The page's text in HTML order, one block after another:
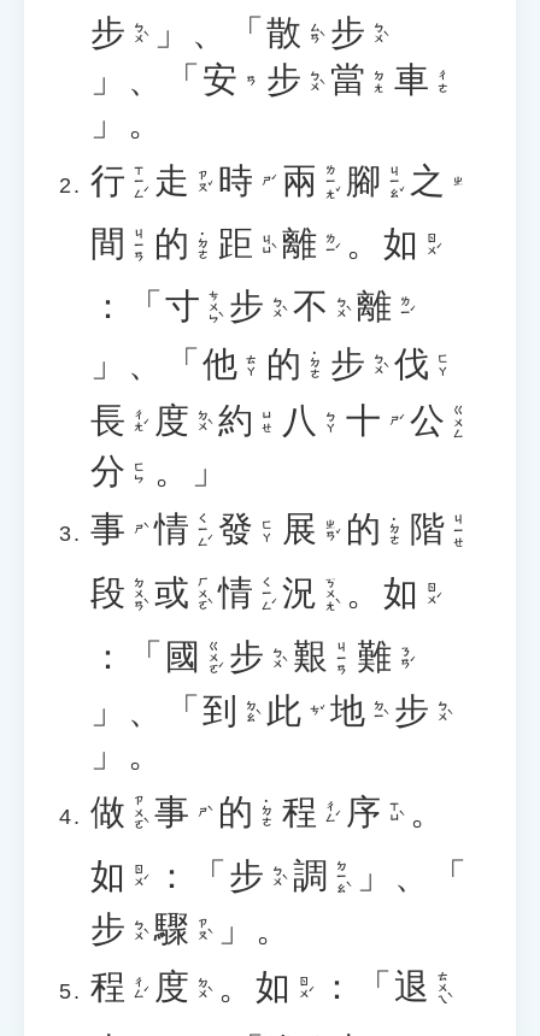
步 ㄅㄨˋ 」、「 散 ㄙㄢˋ 步 ㄅㄨˋ
」、「 安 ㄢ 步 ㄅㄨˋ 當 ㄉㄤ 車 ㄔㄜ
」。
行 ㄒㄧㄥˊ 走 ㄗㄡˇ 時 ㄕˊ 兩 ㄌㄧㄤˇ 腳 ㄐㄧㄠˇ 之 ㄓ
間 ㄐㄧㄢ 的 ˙ㄉㄜ 距 ㄐㄩˋ 離 ㄌㄧˊ 。 如 ㄖㄨˊ
：「 寸 ㄘㄨㄣˋ 步 ㄅㄨˋ 不 ㄅㄨˋ 離 ㄌㄧˊ
」、「 他 ㄊㄚ 的 ˙ㄉㄜ 步 ㄅㄨˋ 伐 ㄈㄚ
長 ㄔㄤˊ 度 ㄉㄨˋ 約 ㄩㄝ 八 ㄅㄚ 十 ㄕˊ 公 ㄍㄨㄥ
分 ㄈㄣ
。」
事
ㄕˋ 情 ㄑㄧㄥˊ 發 ㄈㄚ 展 ㄓㄢˇ 的 ˙ㄉㄜ 階 ㄐㄧㄝ
段 ㄉㄨㄢˋ 或 ㄏㄨㄛˋ 情 ㄑㄧㄥˊ 況 ㄎㄨㄤˋ 。 如 ㄖㄨˊ
：「 國 ㄍㄨㄛˊ 步 ㄅㄨˋ 艱 ㄐㄧㄢ 難 ㄋㄢˊ
」、「 到 ㄉㄠˋ 此 ㄘˇ 地 ㄉㄧˋ 步 ㄅㄨˋ
」。
做 ㄗㄨㄛˋ 事 ㄕˋ 的 ˙ㄉㄜ 程 ㄔㄥˊ 序 ㄒㄩˋ 。
如 ㄖㄨˊ ：「 步 ㄅㄨˋ 調 ㄉㄧㄠˋ
」、「
步 ㄅㄨˋ 驟 ㄗㄡˋ
」。
程 ㄔㄥˊ 度 ㄉㄨˋ 。 如 ㄖㄨˊ ：「 退 ㄊㄨㄟˋ